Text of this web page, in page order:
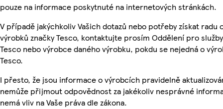
pouze na informace poskytnuté na internetových stránkách.
V případě jakýchkoliv Vašich dotazů nebo potřeby získat radu
výrobků značky Tesco, kontaktujte prosím Oddělení pro
Tesco nebo výrobce daného výrobku, pokdu se nejedná o
Tesco.
I přesto, že jsou informace o výrobcích pravidelně
nemůže přijmout odpovědnost za jakékoliv nesprávné
nemá vliv na Vaše práva dle zákona.